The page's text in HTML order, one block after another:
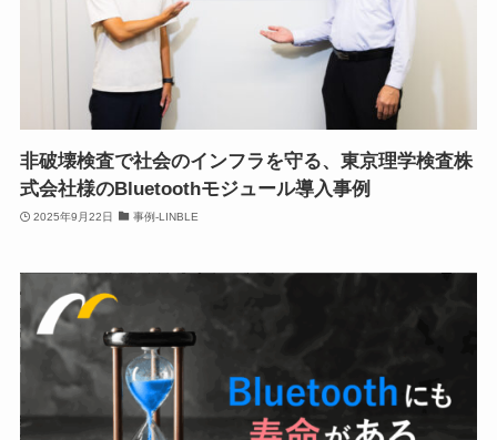
非破壊検査で社会のインフラを守る、東京理学検査株
式会社様のBluetoothモジュール導入事例
2025年9月22日 事例-LINBLE